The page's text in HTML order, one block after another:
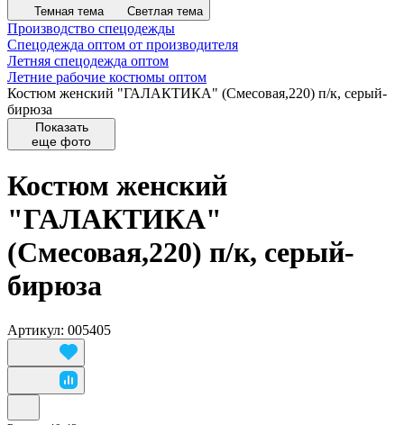
Темная тема Светлая тема
Производство спецодежды
Спецодежда оптом от производителя
Летняя спецодежда оптом
Летние рабочие костюмы оптом
Костюм женский "ГАЛАКТИКА" (Смесовая,220) п/к, серый-
бирюза
Показать
еще фото
Костюм женский
"ГАЛАКТИКА"
(Смесовая,220) п/к, серый-
бирюза
Артикул: 005405